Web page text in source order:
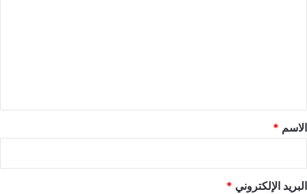
*
الاسم *
البريد الإلكتروني *